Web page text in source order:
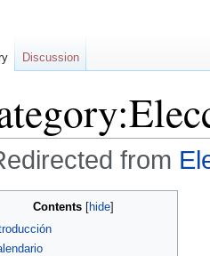
from
Contents
Discussion